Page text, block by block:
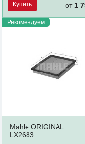
Купить от1
Рекомендуем
Mahle ORIGINAL
LX2683